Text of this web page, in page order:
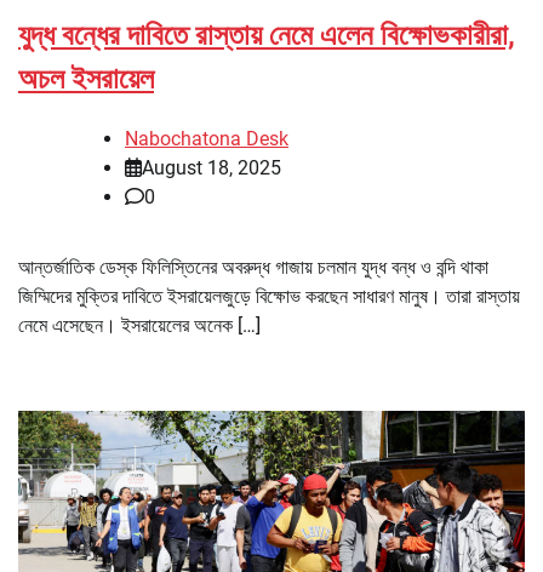
যুদ্ধ বন্ধের দাবিতে রাস্তায় নেমে এলেন বিক্ষোভকারীরা,
অচল ইসরায়েল
Nabochatona Desk
August 18, 2025
0
আন্তর্জাতিক ডেস্ক ফিলিস্তিনের অবরুদ্ধ গাজায় চলমান যুদ্ধ বন্ধ ও বন্দি থাকা
জিম্মিদের মুক্তির দাবিতে ইসরায়েলজুড়ে বিক্ষোভ করছেন সাধারণ মানুষ। তারা রাস্তায়
নেমে এসেছেন। ইসরায়েলের অনেক […]